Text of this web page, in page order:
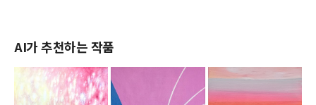
AI가 추천하는 작품